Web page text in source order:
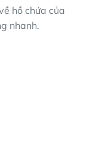
hồ chứa của
nhanh.